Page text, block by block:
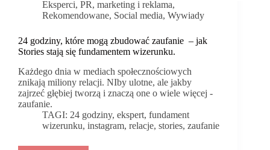
Eksperci, PR, marketing i reklama,
Rekomendowane, Social media, Wywiady
24 godziny, które mogą zbudować zaufanie – jak
Stories stają się fundamentem wizerunku.
Każdego dnia w mediach społecznościowych
znikają miliony relacji. NIby ulotne, ale jakby
zajrzeć głębiej tworzą i znaczą one o wiele więcej -
zaufanie.
TAGI: 24 godziny,ekspert,fundament
wizerunku, instagram, relacje, stories, zaufanie